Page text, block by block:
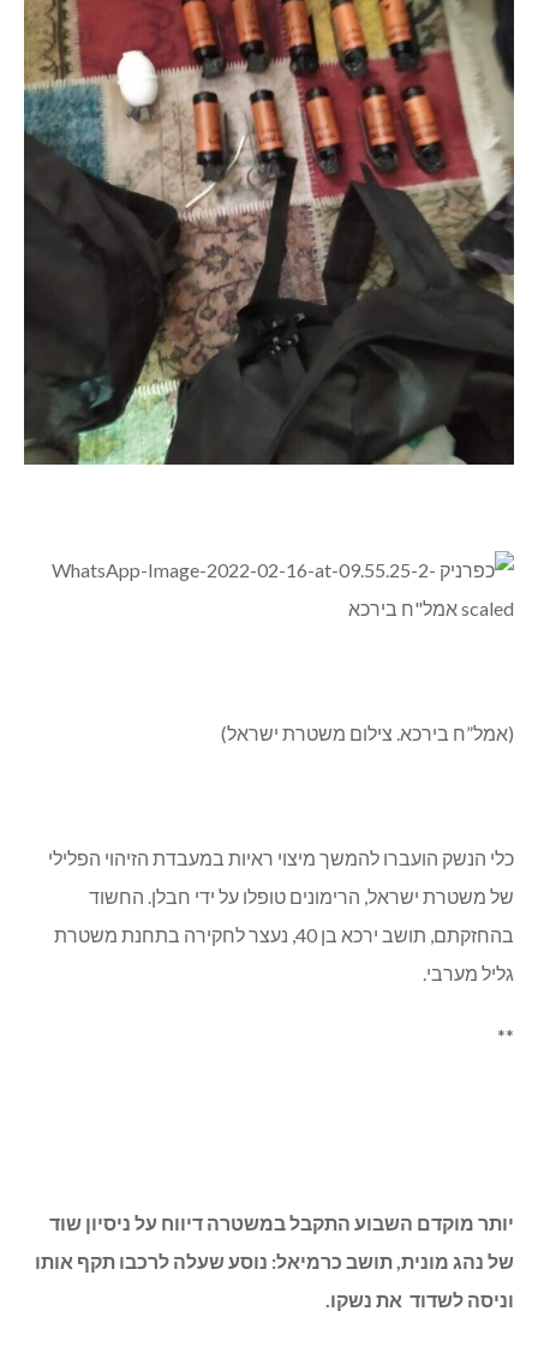
(אמל”ח בירכא. צילום משטרת ישראל)
כלי הנשק הועברו להמשך מיצוי ראיות במעבדת הזיהוי הפלילי
של משטרת ישראל, הרימונים טופלו על ידי חבלן. החשוד
בהחזקתם, תושב ירכא בן 40, נעצר לחקירה בתחנת משטרת
גליל מערבי.
**
יותר מוקדם השבוע התקבל במשטרה דיווח על ניסיון שוד
של נהג מונית, תושב כרמיאל: נוסע שעלה לרכבו תקף אותו
וניסה לשדוד את נשקו.